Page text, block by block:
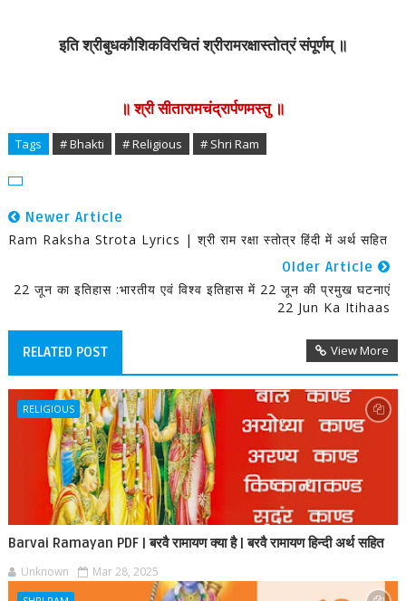
इति श्रीबुधकौशिकविरचितं श्रीरामरक्षास्तोत्रं संपूर्णम्‌ ॥
॥ श्री सीतारामचंद्रार्पणमस्तु ॥
Tags # Bhakti # Religious # Shri Ram
Newer Article
Ram Raksha Strota Lyrics | श्री राम रक्षा स्तोत्र हिंदी में अर्थ सहित
Older Article
22 जून का इतिहास :भारतीय एवं विश्व इतिहास में 22 जून की प्रमुख घटनाएं
22 Jun Ka Itihaas
RELATED POST View More
RELIGIOUS
Barvai Ramayan PDF | बरवै रामायण क्या है | बरवै रामायण हिन्दी अर्थ सहित
Unknown Mar 28, 2025